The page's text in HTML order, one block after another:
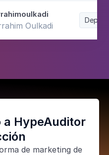
Oulkadi
a HypeAuditor
de marketing de